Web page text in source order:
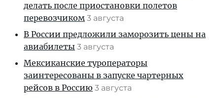
делать после приостановки полетов
перевозчиком 3 августа
В России предложили заморозить цены на
авиабилеты 3 августа
Мексиканские туроператоры
заинтересованы в запуске чартерных
рейсов в Россию 3 августа